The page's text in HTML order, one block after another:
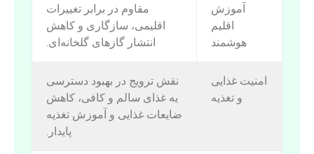
آموزش
اقلیم
هوشمند
مقاوم در برابر تغییرات
اقلیمی، سازگاری و کاهش
انتشار گازهای گلخانه‌ای.
امنیت غذایی
و تغذیه
نقش ترویج در بهبود دسترسی
به غذای سالم و کافی، کاهش
ضایعات غذایی و آموزش تغذیه
پایدار.